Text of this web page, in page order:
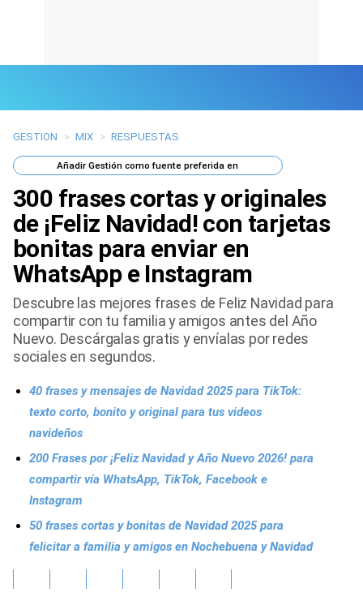
Últimas Noticias
Mi Bolsillo
Respuestas
Gente
Tendencias Mix
Sports
GESTION > MIX > RESPUESTAS
AñadirGestión como fuente preferida en
300 frases cortas y originales
de ¡Feliz Navidad! con tarjetas
bonitas para enviar en
WhatsApp e Instagram
Descubre las mejores frases de Feliz Navidad para
compartir con tu familia y amigos antes del Año
Nuevo. Descárgalas gratis y envíalas por redes
sociales en segundos.
40 frases y mensajes de Navidad 2025 para TikTok:
texto corto, bonito y original para tus videos
navideños
200 Frases por ¡Feliz Navidad y Año Nuevo 2026! para
compartir vía WhatsApp, TikTok, Facebook e
Instagram
50 frases cortas y bonitas de Navidad 2025 para
felicitar a familia y amigos en Nochebuena y Navidad